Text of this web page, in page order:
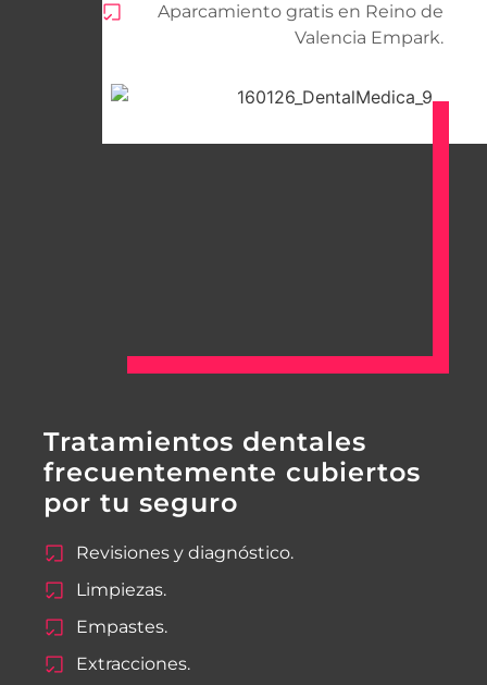
Aparcamiento gratis en Reino de
Valencia Empark.
Tratamientos dentales
frecuentemente cubiertos
por tu seguro
Revisiones y diagnóstico.
Limpiezas.
Empastes.
Extracciones.